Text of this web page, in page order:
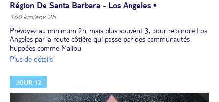
Région De Santa Barbara - Los Angeles •
160 km/env. 2h
Prévoyez au minimum 2h, mais plus souvent 3, pour rejoindre Los
Angeles par la route côtière qui passe par des communautés
huppées comme Malibu.
A vous Los Angeles : le musée Getty, le point de vue depuis le
termine la célèbre Route 66, Muscle beach à proximité des canaux
de Venice Beach, la fosse de bitume de La Brea, d'où sortent des
squelettes de mammouths, les magasins chics de Rodeo Drive, les
Plus de détails
JOUR 12